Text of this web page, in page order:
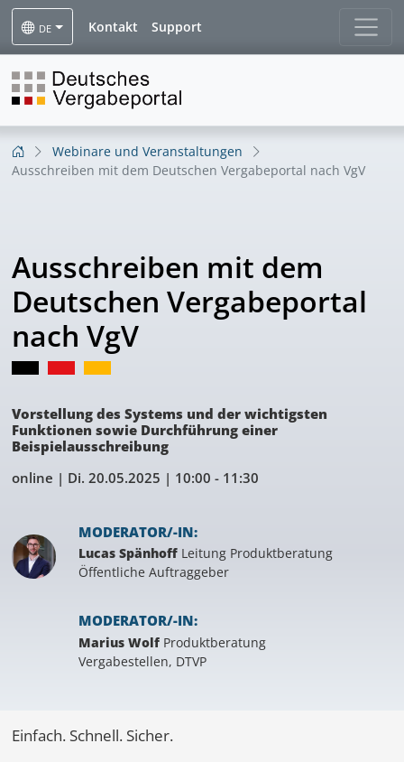
DE Kontakt Support
Webinare und Veranstaltungen
Ausschreiben mit dem Deutschen Vergabeportal nach VgV
Ausschreiben mit dem
Deutschen Vergabeportal
nach VgV
Vorstellung des Systems und der wichtigsten
Funktionen sowie Durchführung einer
Beispielausschreibung
online | Di. 20.05.2025 | 10:00 - 11:30
MODERATOR/-IN:
Lucas Spänhoff Leitung Produktberatung
Öffentliche Auftraggeber
MODERATOR/-IN:
Marius Wolf Produktberatung
Vergabestellen, DTVP
Einfach. Schnell. Sicher.